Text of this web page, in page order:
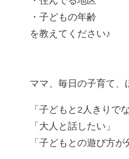
・子どもの年齢
を教えてください♪
ママ、毎日の子育て、
「子どもと 2人きりで
「大人と話したい」
「子どもとの遊び方が